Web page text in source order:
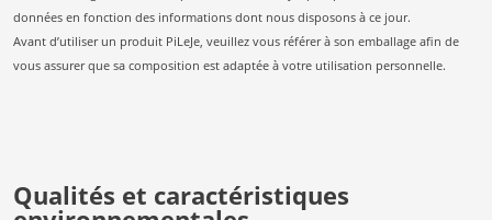
données en fonction des informations dont nous disposons à ce jour.
Avant d’utiliser un produit PiLeJe, veuillez vous référer à son emballage afin de
vous assurer que sa composition est adaptée à votre utilisation personnelle.
Qualités et caractéristiques